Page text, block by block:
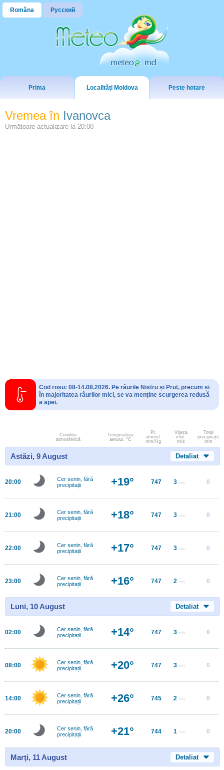
Româna Русский
Prima Localități Moldova Peste hotare
Vremea în Ivanovca
Următoare actualizare la 20:00
Cod roșu: 08-14.08.2026. Pe râurile Nistru și Prut, precum și
în majoritatea râurilor mici, se va menține scurgerea redusă
a apei.
Conditia
atmosferică
Temperatura
aerului, °C
Pr.
atmosf.
mm/Hg
Viteza
vînt.
m/s
Total
precipitații,
mm
Astăzi, 9 August Detaliat
20:00
Cer senin, fără
precipitații
+19° 747 3 m/s 0
21:00
Cer senin, fără
precipitații
+18° 747 3 m/s 0
22:00
Cer senin, fără
precipitații
+17° 747 3 m/s 0
23:00
Cer senin, fără
precipitații
+16° 747 2 m/s 0
Luni, 10 August Detaliat
02:00
Cer senin, fără
precipitații
+14° 747 3 m/s 0
08:00
Cer senin, fără
precipitații
+20° 747 3 m/s 0
14:00
Cer senin, fără
precipitații
+26° 745 2 m/s 0
20:00
Cer senin, fără
precipitații
+21° 744 1 m/s 0
Marţi, 11 August Detaliat